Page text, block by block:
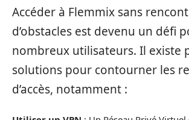
Accéder à Flemmix sans
d’obstacles est devenu un défi
nombreux utilisateurs. Il existe
solutions pour contourner les
d’accès, notamment :